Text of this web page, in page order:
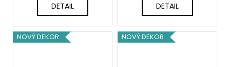
DETAIL DETAIL
NOVÝ DEKOR NOVÝ DEKOR